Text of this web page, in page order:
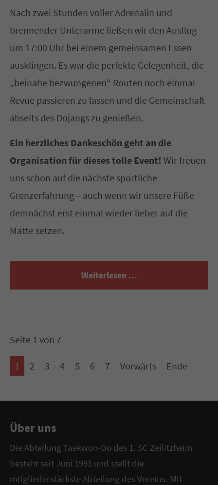
Nach zwei Stunden voller Adrenalin und
brennender Unterarme ließen wir den Ausflug
um 17:00 Uhr bei einem gemeinsamen Essen
ausklingen. Es war die perfekte Gelegenheit, die
„beinahe bezwungenen“ Routen noch einmal
Revue passieren zu lassen und die Gemeinschaft
abseits des Dojangs zu genießen.
Ein herzliches Dankeschön geht an die
Organisation für dieses tolle Event! Wir freuen
uns schon auf die nächste sportliche
Grenzerfahrung – auch wenn wir unsere Füße
demnächst erst einmal wieder lieber auf die
Matte setzen.
Weiterlesen …
Seite 1 von 7
1 2 3 4 5 6 7 Vorwärts Ende
Über uns
Die Abteilung Taekwon-Do des 1. SC Zeilitzheim
besteht seit Juni 1991 und stellt die
mitgliederstärkste Abteilung des Vereins. Mit